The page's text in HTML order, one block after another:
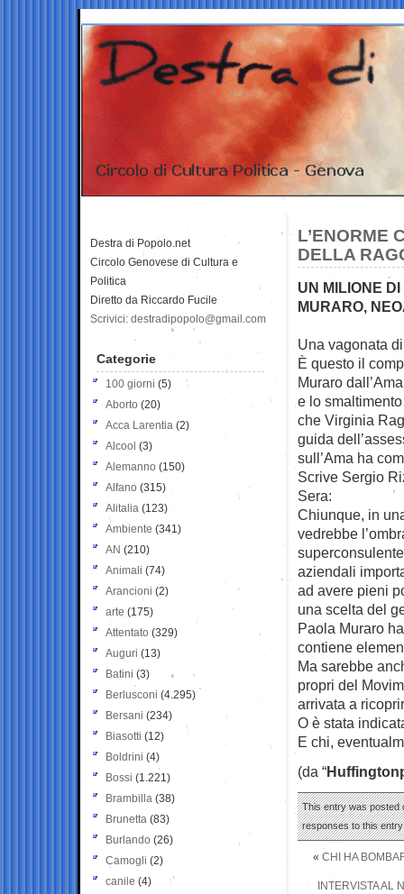
L’ENORME
DELLA
UN MILIONE
MURARO,
Una vagonata
È questo il
Muraro
e lo
che Virginia
guida
sull’Ama ha
Scrive Sergio
Sera:
Chiunque, in
vedrebbe
aziendali
ad avere pieni
una scelta del
Paola Muraro
contiene
Ma sarebbe
propri del
arrivata a
O è stata
E chi,
(da “
This entry was posted
responses to this
« CHI HA
INTERVISTA AL
Destra di Popolo.net
Circolo Genovese di Cultura e
Politica
Diretto da Riccardo Fucile
Scrivici: destradipopolo@gmail.com
Categorie
100 giorni (5)
Aborto (20)
Acca Larentia (2)
Alcool (3)
Alemanno (150)
Alfano (315)
Alitalia (123)
Ambiente (341)
AN (210)
Animali (74)
Arancioni (2)
arte (175)
Attentato (329)
Auguri (13)
Batini (3)
Berlusconi (4.295)
Bersani (234)
Biasotti (12)
Boldrini (4)
Bossi (1.221)
Brambilla (38)
Brunetta (83)
Burlando (26)
Camogli (2)
canile (4)